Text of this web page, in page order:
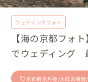
ウェディングフォト
【海の京都フォ
でウェディング
京都府京丹後/大成古墳群